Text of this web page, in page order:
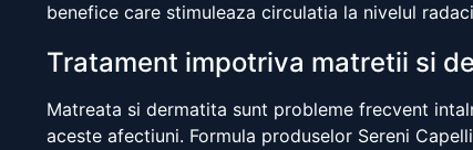
benefice care stimuleaza circulatia la nivelul
Tratament impotriva matretii si
Matreata si dermatita sunt probleme frecvent
aceste afectiuni. Formula produselor Sereni